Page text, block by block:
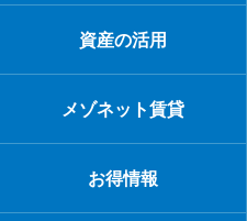
資産の活用
メゾネット賃貸
お得情報